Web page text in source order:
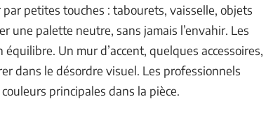
petites touches : tabourets, vaisselle, objets
une palette neutre, sans jamais l’envahir. Les
Un mur d’accent, quelques accessoires,
dans le désordre visuel. Les professionnels
principales dans la pièce.